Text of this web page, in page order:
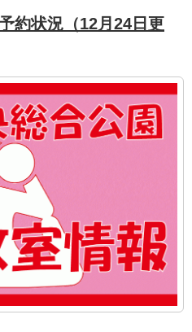
約状況（12月24日更